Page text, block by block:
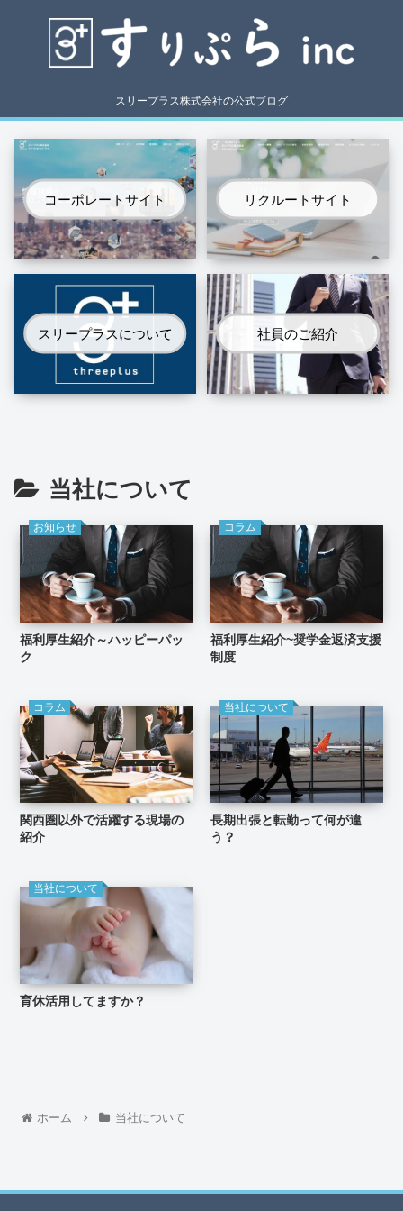
スリープラス株式会社の公式ブログ
コーポレートサイト リクルートサイト
スリープラスについて 社員のご紹介
当社について
お知らせ
福利厚生紹介～ハッピーパッ
ク
コラム
福利厚生紹介~奨学金返済支援
制度
コラム
関西圏以外で活躍する現場の
紹介
当社について
長期出張と転勤って何が違
う？
当社について
育休活用してますか？
ホーム 当社について